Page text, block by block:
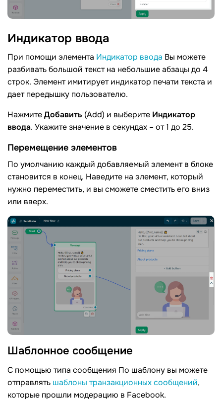
Индикатор ввода
При помощи элемента Индикатор ввода Вы можете
разбивать большой текст на небольшие абзацы до 4
строк. Элемент имитирует индикатор печати текста и
дает передышку пользователю.
НажмитеДобавить (Add) и выберите Индикатор
ввода. Укажите значение в секундах – от 1 до 25.
Перемещение элементов
По умолчанию каждый добавляемый элемент в блоке
становится в конец. Наведите на элемент, который
нужно переместить, и вы сможете сместить его вниз
или вверх.
Шаблонное сообщение
C помощью типа сообщения По шаблону вы можете
отправлять шаблоны транзакционных сообщений,
которые прошли модерацию в Facebook.